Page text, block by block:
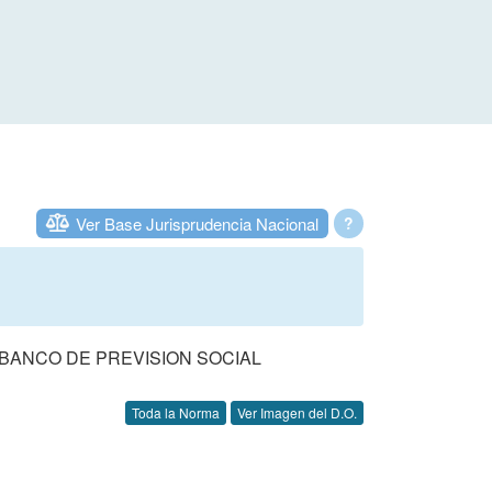
?
Ver Base Jurisprudencia Nacional
DE PREVISION SOCIAL
Toda la Norma Ver Imagen del D.O.